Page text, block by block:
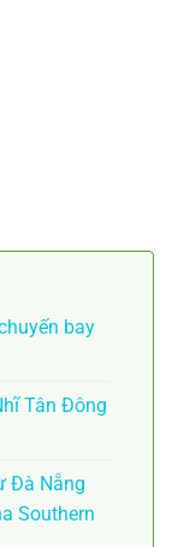
bay
Tân Đông
Đà Nẵng
Southern